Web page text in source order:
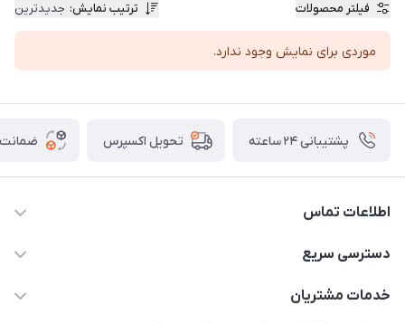
فیلتر محصولات ترتیب نمایش: جدیدترین
موردی برای نمایش وجود ندارد.
پشتیبانی ۲۴ ساعته تحویل اکسپرس ضمانت
اطلاعات تماس
02177111474
دسترسی سریع
حساب کاربری
خدمات مشتریان